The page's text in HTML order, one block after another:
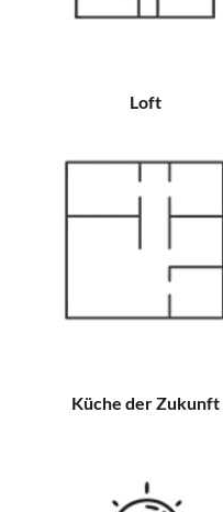
Loft
Küche der Zukunft